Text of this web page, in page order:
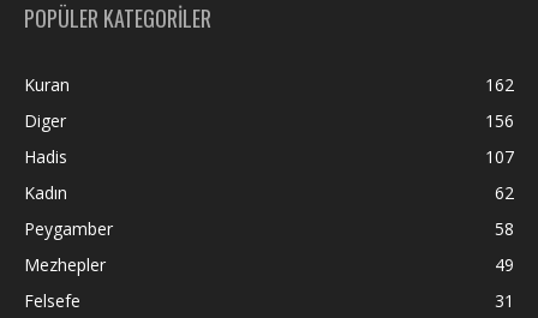
POPÜLER KATEGORİLER
Kuran
162
Diger
156
Hadis
107
Kadın
62
Peygamber
58
Mezhepler
49
Felsefe
31